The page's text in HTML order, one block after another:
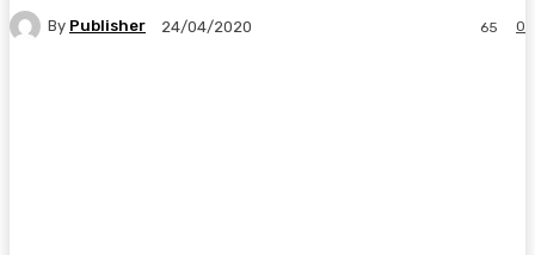
By Publisher 24/04/2020 0
65